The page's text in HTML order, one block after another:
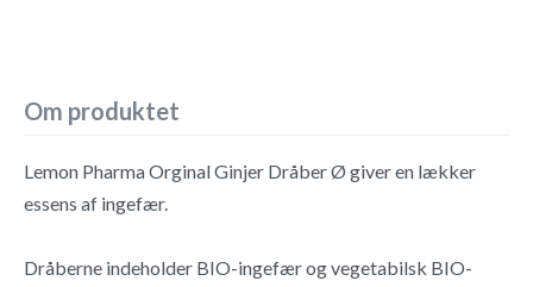
Om produktet
Lemon Pharma Orginal Ginjer Dråber Ø giver en lækker
essens af ingefær.
Dråberne indeholder BIO-ingefær og vegetabilsk BIO-